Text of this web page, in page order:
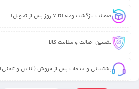
ضمانت بازگشت وجه (تا 7 روز پس از تحویل)
تضمین اصالت و سلامت کالا
پشتیبانی و خدمات پس از فروش (آنلاین و تلفنی)